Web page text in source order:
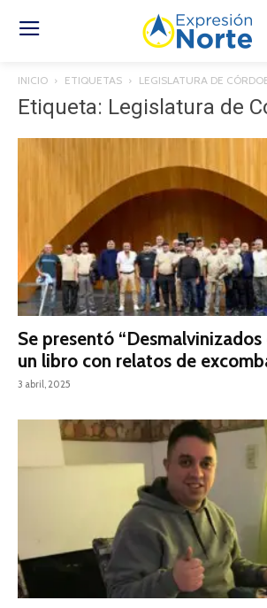
INICIO ETIQUETAS LEGISLATURA DE
Etiqueta: Legislatura de
Se presentó “Desmalvinizados
un libro con relatos de
3 abril, 2025